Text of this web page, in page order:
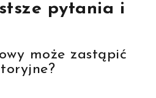
pytania i
może zastąpić